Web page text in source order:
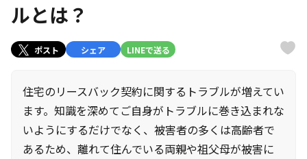
ルとは？
ポスト シェア LINEで送る
住宅のリースバック契約に関するトラブルが増えてい
ます。知識を深めてご自身がトラブルに巻き込まれな
いようにするだけでなく、被害者の多くは高齢者で
あるため、離れて住んでいる両親や祖父母が被害に